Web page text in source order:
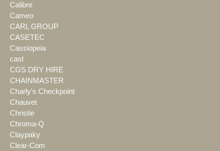
Calibre
Cameo
CARL GROUP
CASETEC
Cassiopeia
cast
CGS DRY HIRE
CHAINMASTER
Charly's Checkpoint
Chauvet
Christie
Chroma-Q
Claypaky
Clear-Com